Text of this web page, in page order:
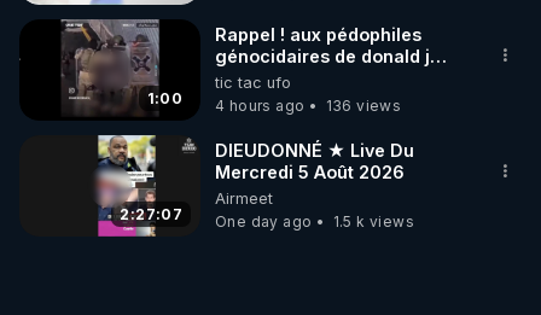
1:00
Rappel ! aux pédophiles
génocidaires de donald j
trump et ses supporters
trumpistes 424et 666.
tic tac ufo
4 hours ago
136 views
2:27:07
DIEUDONNÉ ★ Live Du
Mercredi 5 Août 2026
Airmeet
One day ago
1.5 k views